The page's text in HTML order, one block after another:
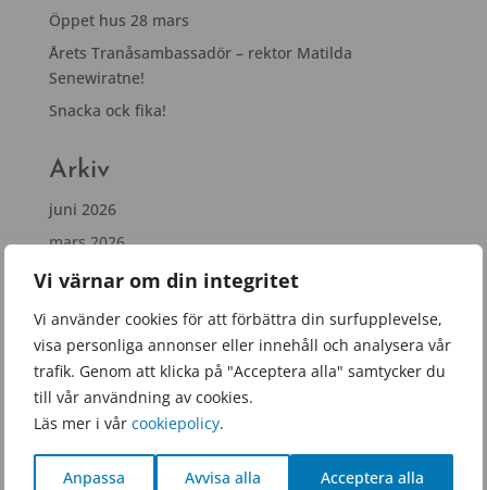
Vi värnar om din integritet
Vi använder cookies för att förbättra din surfupplevelse,
visa personliga annonser eller innehåll och analysera vår
trafik. Genom att klicka på "Acceptera alla" samtycker du
till vår användning av cookies.
Läs mer i vår cookiepolicy.
Anpassa Avvisa alla Acceptera alla
Öppet hus 28 mars
Årets Tranåsambassadör – rektor Matilda
Senewiratne!
Snacka ock fika!
Arkiv
juni 2026
mars 2026
januari 2026
september 2025
juni 2025
februari 2025
juli 2024